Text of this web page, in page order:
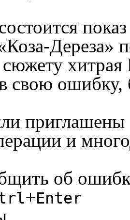
Дереза»
свою
и
об
+Enter